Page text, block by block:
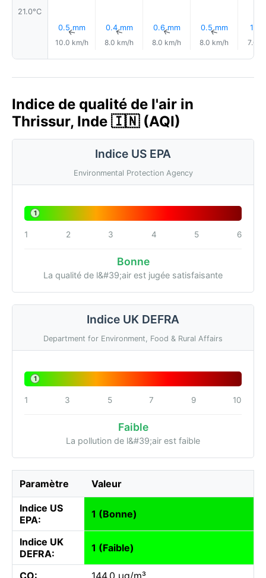
21.0°C
0.5 mm
↑
10.0 km/h
0.4 mm
↑
8.0 km/h
0.6 mm
↑
8.0 km/h
0.5 mm
↑
8.0 km/h
1.1
7.0
Indice de qualité de l'air in
Thrissur, Inde 🇮🇳 (AQI)
Indice US EPA
Environmental Protection Agency
1
1 2 3 4 5 6
Bonne
La qualité de l&#39;air est jugée satisfaisante
Indice UK DEFRA
Department for Environment, Food & Rural Affairs
1
1 3 5 7 9 10
Faible
La pollution de l&#39;air est faible
Paramètre Valeur
Indice US
EPA:
1 (Bonne)
Indice UK
DEFRA:
1 (Faible)
CO:
144.0 µg/m³